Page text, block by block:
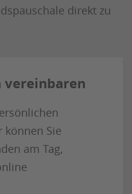
direkt zu
können Sie
am Tag,